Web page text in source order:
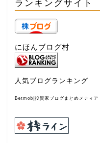
ランキングサイト
にほんブログ村
人気ブログランキング
Betmob|投資家ブログまとめメディア